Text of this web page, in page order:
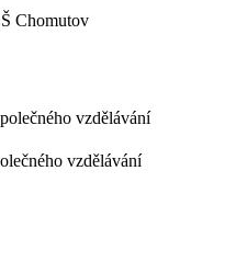
Chomutov
vzdělávání